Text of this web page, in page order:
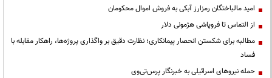
امید مالباختگان رمزارز آبکی به فروش اموال محکومان
از التماس تا فروپاشی هژمونی دلار
مطالبه برای شکستن انحصار پیمانکاری؛ نظارت دقیق بر واگذاری پروژه‌ها، راهکار مقابله با
فساد
حمله نیروهای اسرائیلی به خبرنگار پرس‌تی‌وی